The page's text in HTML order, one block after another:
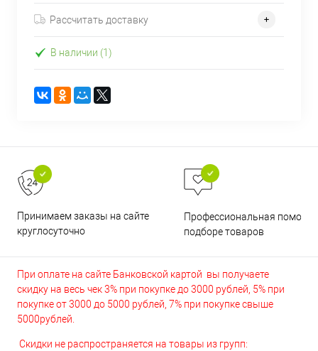
Рассчитать доставку
В наличии (1)
Принимаем заказы на сайте
круглосуточно
Профессиональная помощь
подборе товаров
При оплате на сайте Банковской картой вы получаете
скидку на весь чек 3% при покупке до 3000 рублей, 5% при
покупке от 3000 до 5000 рублей, 7% при покупке свыше
5000рублей.
Скидки не распространяется на товары из групп: